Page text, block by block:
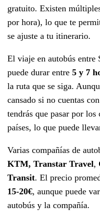
gratuito. Existen
por hora), lo que te
se ajuste a tu itinerario.
El viaje en autobús
puede durar entre 5 y 7
la ruta que se siga.
cansado si no cuentas
tendrás que pasar por
países, lo que puede
Varias compañías de
KTM, Transtar Travel,
Transit. El precio
15-20€, aunque puede
autobús y la compañía.